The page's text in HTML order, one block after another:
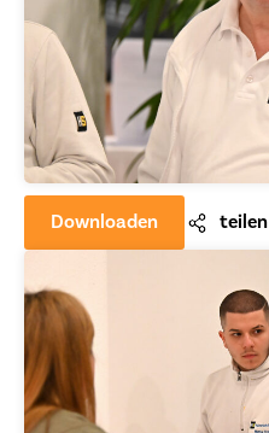
Downloaden teilen